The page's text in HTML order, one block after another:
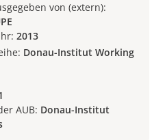
von (extern):
2013
Donau-Institut Working
AUB: Donau-Institut